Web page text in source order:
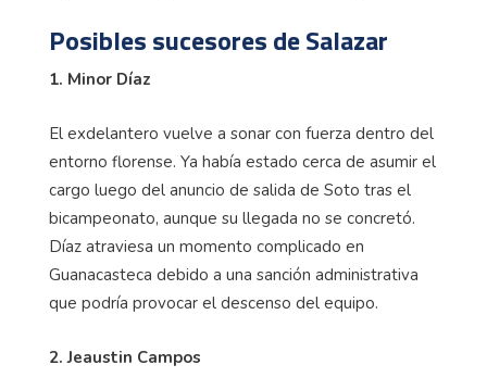
Posibles sucesores de Salazar
1. Minor Díaz
El exdelantero vuelve a sonar con fuerza dentro del
entorno florense. Ya había estado cerca de asumir el
cargo luego del anuncio de salida de Soto tras el
bicampeonato, aunque su llegada no se concretó.
Díaz atraviesa un momento complicado en
Guanacasteca debido a una sanción administrativa
que podría provocar el descenso del equipo.
2. Jeaustin Campos